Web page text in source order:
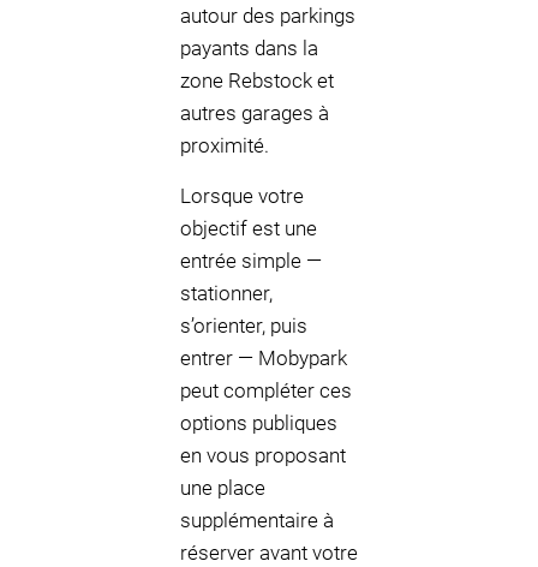
autour des parkings
payants dans la
zone Rebstock et
autres garages à
proximité.
Lorsque votre
objectif est une
entrée simple —
stationner,
s’orienter, puis
entrer — Mobypark
peut compléter ces
options publiques
en vous proposant
une place
supplémentaire à
réserver avant votre